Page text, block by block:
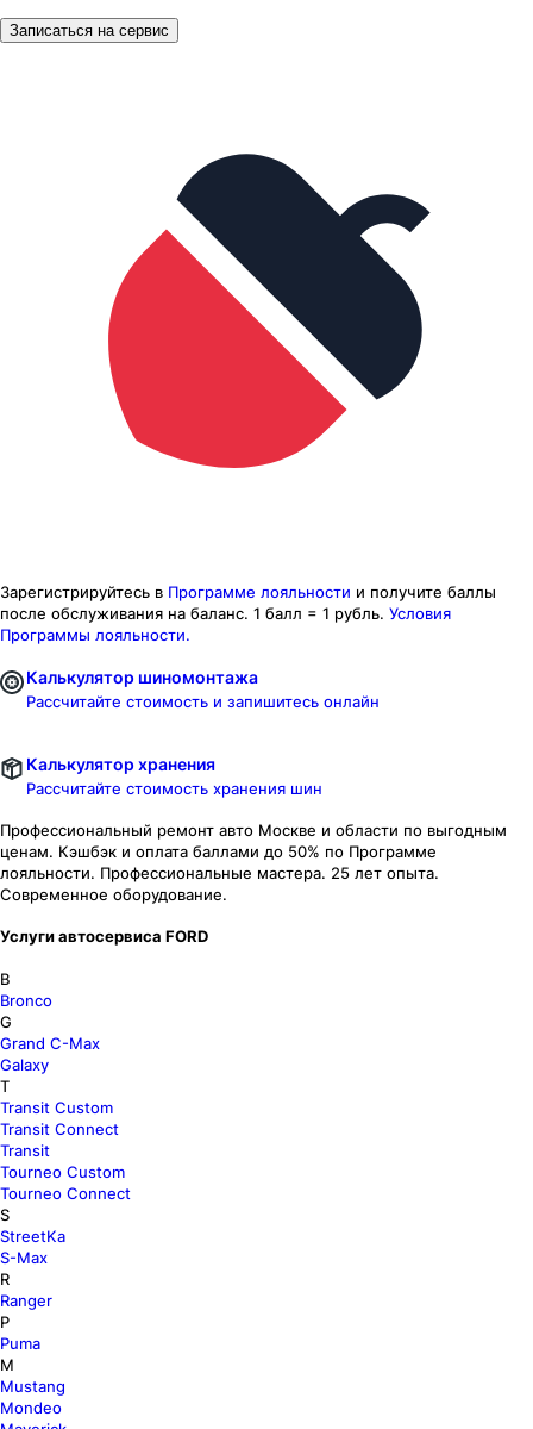
Записаться на сервис
Зарегистрируйтесь в Программе лояльности и получите баллы
после обслуживания на баланс. 1 балл = 1 рубль. Условия
Программы лояльности.
Калькулятор шиномонтажа
Рассчитайте стоимость и запишитесь онлайн
Калькулятор хранения
Рассчитайте стоимость хранения шин
Профессиональный ремонт авто Москве и области по выгодным
ценам. Кэшбэк и оплата баллами до 50% по Программе
лояльности. Профессиональные мастера. 25 лет опыта.
Современное оборудование.
Услуги автосервиса FORD
B
Bronco
G
Grand C-Max
Galaxy
T
Transit Custom
Transit Connect
Transit
Tourneo Custom
Tourneo Connect
S
StreetKa
S-Max
R
Ranger
P
Puma
M
Mustang
Mondeo